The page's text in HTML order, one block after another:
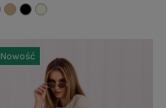
Nowość